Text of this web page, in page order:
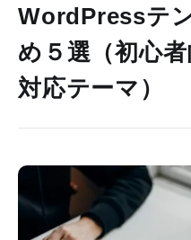
WordPressテ
め５選（初心
対応テーマ）